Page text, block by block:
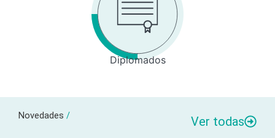
Diplomados
Novedades / Ver todas